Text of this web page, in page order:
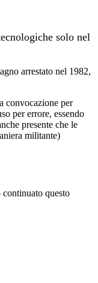
solo nel
arrestato nel 1982,
convocazione per
per errore, essendo
presente che le
militante)
questo